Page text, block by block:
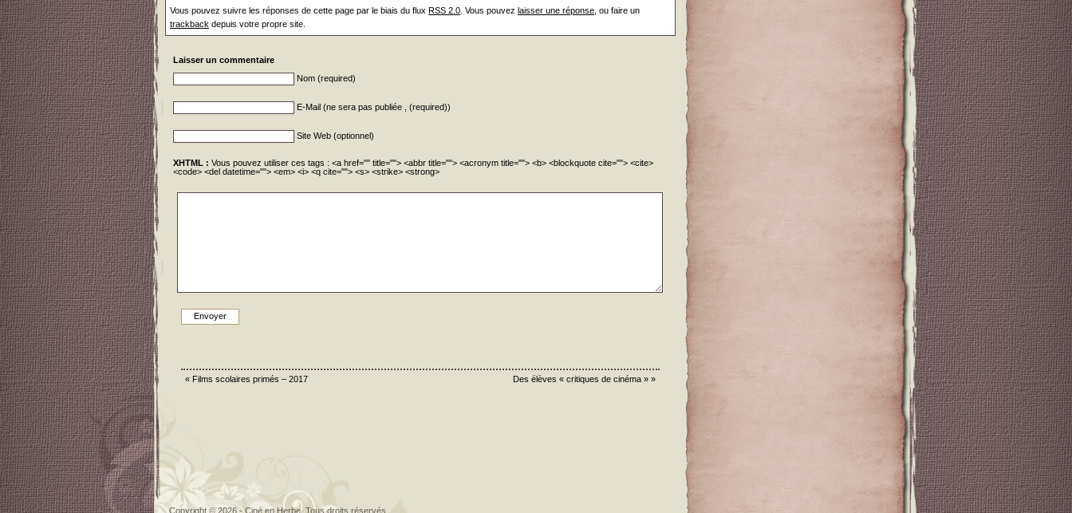
Vous pouvez suivre les réponses de cette page par le biais du flux RSS 2.0 . Vous pouvez laisser une réponse , ou faire un
trackback depuis votre propre site.
Laisser un commentaire
Nom (required)
E-Mail (ne sera pas publiée , (required))
Site Web (optionnel)
XHTML : Vous pouvez utiliser ces tags : <a href="" title=""> <abbr title=""> <acronym title=""> <b> <blockquote cite=""> <cite>
<code> <del datetime=""> <em> <i> <q cite=""> <s> <strike> <strong>
« Films scolaires primés – 2017 Des élèves « critiques de cinéma » »
Copyright © 2026 - Ciné en Herbe. Tous droits réservés.